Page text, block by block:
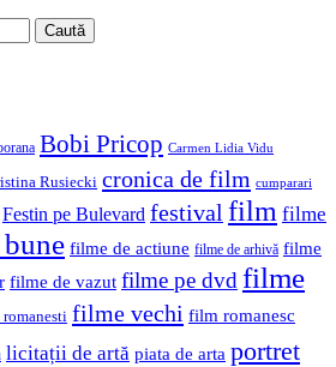
Bobi Pricop Carmen Lidia Vidu
Rusiecki cronica de film cumparari
Festin pe Bulevard festival film filme
filme de actiune filme de arhivă filme
filme de vazut filme pe dvd filme
filme vechi film romanesc
licitații de artă piata de arta portret